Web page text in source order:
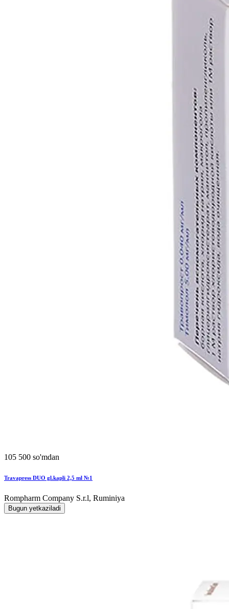
105 500 so'mdan
Travapress DUO gl.kapli 2,5 ml №1
Rompharm Company S.r.l, Ruminiya
Bugun yetkaziladi